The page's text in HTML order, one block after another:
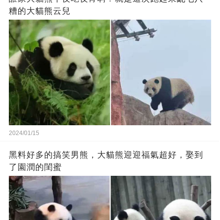
糟的大貓熊云兒
2024/01/15
黑料好多的搞笑男熊，大貓熊迎迎福氣超好，娶到
了園潤的閨蜜